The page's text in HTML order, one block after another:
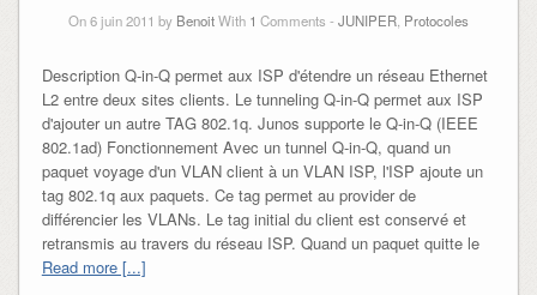
On 6 juin 2011 by BenoitWith 1 Comments - JUNIPER Protocoles
Description Q-in-Q permet aux ISP d'étendre un réseau Ethernet
L2 entre deux sites clients. Le tunneling Q-in-Q permet aux ISP
d'ajouter un autre TAG 802.1q. Junos supporte le Q-in-Q (IEEE
802.1ad) Fonctionnement Avec un tunnel Q-in-Q, quand un
paquet voyage d'un VLAN client à un VLAN ISP, l'ISP ajoute un
tag 802.1q aux paquets. Ce tag permet au provider de
différencier les VLANs. Le tag initial du client est conservé et
retransmis au travers du réseau ISP. Quand un paquet quitte le
Read more [...]